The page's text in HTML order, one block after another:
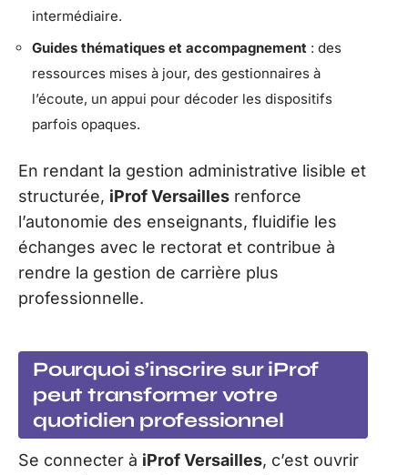
intermédiaire.
Guides thématiques et accompagnement : des
ressources mises à jour, des gestionnaires à
l’écoute, un appui pour décoder les dispositifs
parfois opaques.
En rendant la gestion administrative lisible et
structurée, iProf Versailles renforce
l’autonomie des enseignants, fluidifie les
échanges avec le rectorat et contribue à
rendre la gestion de carrière plus
professionnelle.
Pourquoi s’inscrire sur iProf
peut transformer votre
quotidien professionnel
Se connecter à iProf Versailles, c’est ouvrir